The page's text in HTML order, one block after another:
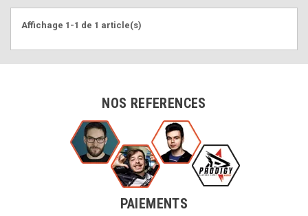
Affichage 1-1 de 1 article(s)
NOS REFERENCES
PAIEMENTS